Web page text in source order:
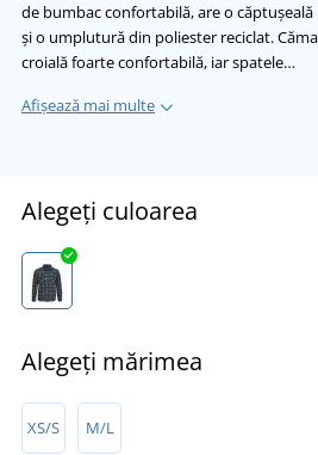
de bumbac confortabilă, are o
și o umplutură din poliester reciclat.
croială foarte confortabilă, iar spatele…
Afișează mai multe
Alegeți culoarea
Alegeți mărimea
XS/S M/L